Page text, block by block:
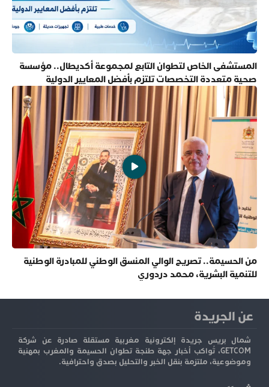
المستشفى الخاص لتطوان التابع لمجموعة أكديطال.. مؤسسة
صحية متعددة التخصصات تلتزم بأفضل المعايير الدولية
من الحسيمة.. تصريح الوالي المنسق الوطني للمبادرة الوطنية
للتنمية البشرية، محمد دردوري
عن الجريدة
شمال بريس جريدة إلكترونية مغربية مستقلة صادرة عن شركة
GETCOM، تُواكب أخبار جهة طنجة تطوان الحسيمة والمغرب بمهنية
وموضوعية، ملتزمة بنقل الخبر والتحليل بصدق واحترافية.